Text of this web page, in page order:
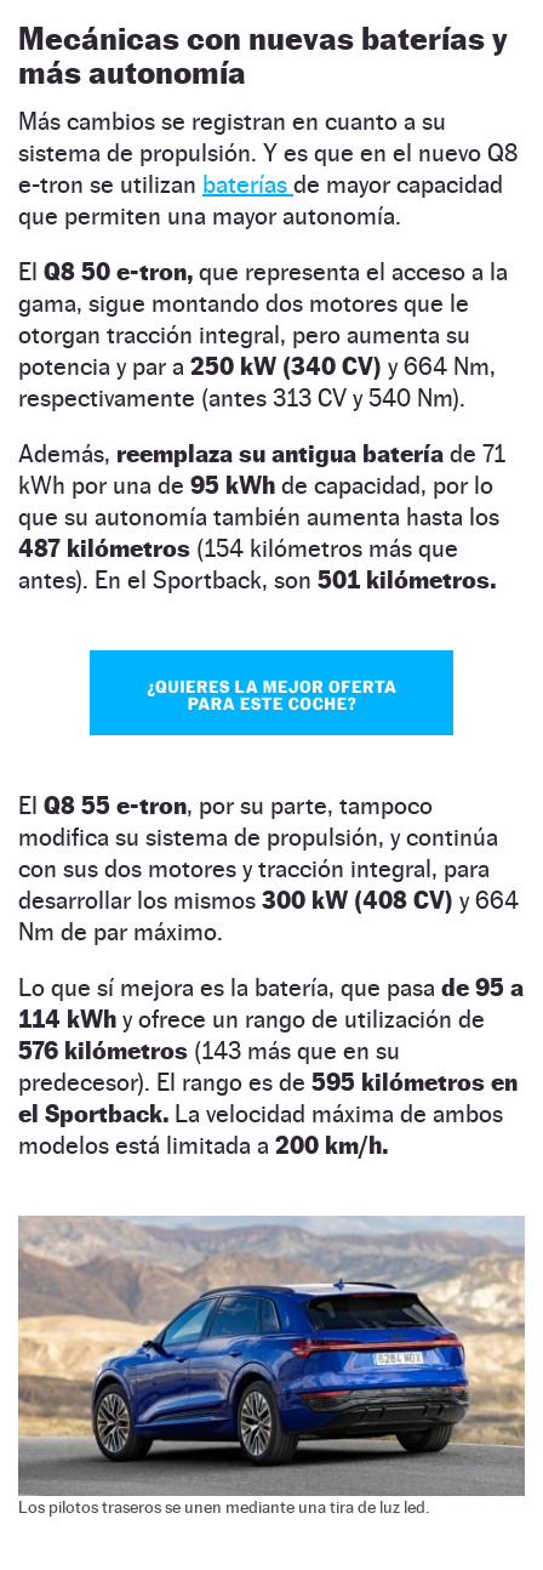
Mecánicas con nuevas baterías y
más autonomía
Más cambios se registran en cuanto a su
sistema de propulsión. Y es que en el nuevo Q8
e-tron se utilizan baterías de mayor capacidad
que permiten una mayor autonomía.
El Q8 50 e-tron, que representa el acceso a la
gama, sigue montando dos motores que le
otorgan tracción integral, pero aumenta su
potencia y par a 250 kW (340 CV) y 664 Nm,
respectivamente (antes 313 CV y 540 Nm).
Además, reemplaza su antigua batería de 71
kWh por una de 95 kWh de capacidad, por lo
que su autonomía también aumenta hasta los
487 kilómetros (154 kilómetros más que
antes). En el Sportback, son 501 kilómetros.
El Q8 55 e-tron, por su parte, tampoco
modifica su sistema de propulsión, y continúa
con sus dos motores y tracción integral, para
desarrollar los mismos 300 kW (408 CV) y 664
Nm de par máximo.
Lo que sí mejora es la batería, que pasa de 95 a
114 kWh y ofrece un rango de utilización de
576 kilómetros (143 más que en su
predecesor). El rango es de 595 kilómetros en
el Sportback. La velocidad máxima de ambos
modelos está limitada a 200 km/h.
Los pilotos traseros se unen mediante una tira de luz led.